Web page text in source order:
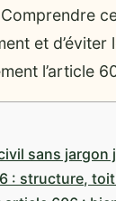
et
l’article
sans jargon
: structure,